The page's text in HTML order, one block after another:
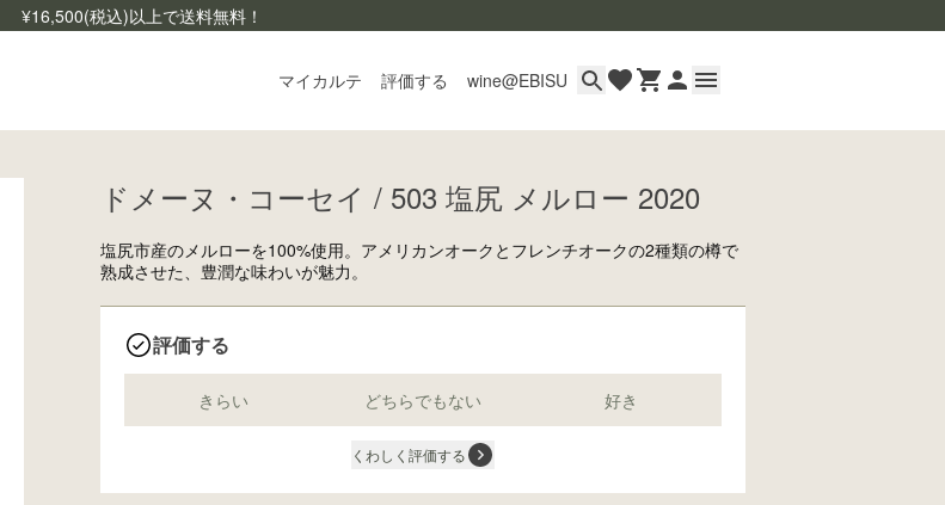
¥16,500(税込)以上で送料無料！
マイカルテ 評価する wine@EBISU
ログイン
お問い合わせ
wine@とは
ドメーヌ・コーセイ / 503 塩尻 メルロー 2020
塩尻市産のメルローを100%使用。アメリカンオークとフレンチオークの2種類の樽で
熟成させた、豊潤な味わいが魅力。
評価する
きらい どちらでもない 好き
くわしく評価する